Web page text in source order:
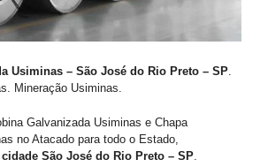
Usiminas – São José do Rio Preto – SP.
Mineração Usiminas.
Galvanizada Usiminas e Chapa
no Atacado para todo o Estado,
cidade São José do Rio Preto – SP